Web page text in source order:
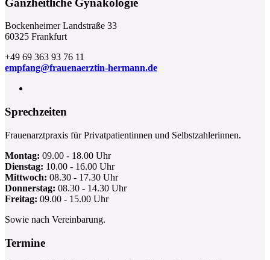
Bockenheimer Landstraße 33
60325 Frankfurt
+49 69 363 93 76 11
empfang@frauenaerztin-hermann.de
Sprechzeiten
Frauenarztpraxis für Privatpatientinnen und Selbstzahlerinnen.
Montag: 09.00 - 18.00 Uhr
Dienstag: 10.00 - 16.00 Uhr
Mittwoch: 08.30 - 17.30 Uhr
Donnerstag: 08.30 - 14.30 Uhr
Freitag: 09.00 - 15.00 Uhr
Sowie nach Vereinbarung.
Termine